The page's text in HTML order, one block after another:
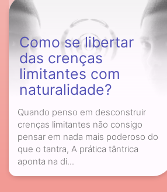
Como se libertar
das crenças
limitantes com
naturalidade?
Quando penso em desconstruir
crenças limitantes não consigo
pensar em nada mais poderoso do
que o tantra, A prática tântrica
aponta na di...